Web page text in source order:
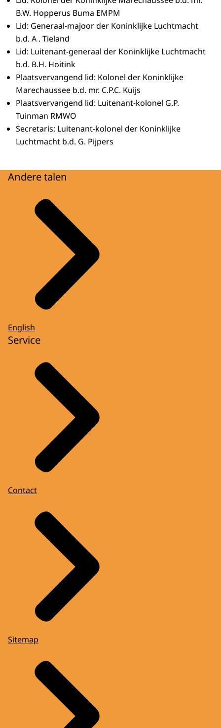
B.W. Hopperus Buma EMPM
Lid: Generaal-majoor der Koninklijke Luchtmacht
b.d. A . Tieland
Lid: Luitenant-generaal der Koninklijke Luchtmacht
b.d. B.H. Hoitink
Plaatsvervangend lid: Kolonel der Koninklijke
Marechaussee b.d. mr. C.P.C. Kuijs
Plaatsvervangend lid: Luitenant-kolonel G.P.
Tuinman RMWO
Secretaris: Luitenant-kolonel der Koninklijke
Luchtmacht b.d. G. Pijpers
Andere talen
English
Service
Contact
Sitemap